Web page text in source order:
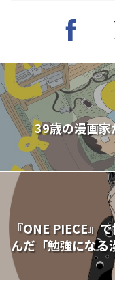
39歳の漫画家
『ONE PIECE』
んだ「勉強になる